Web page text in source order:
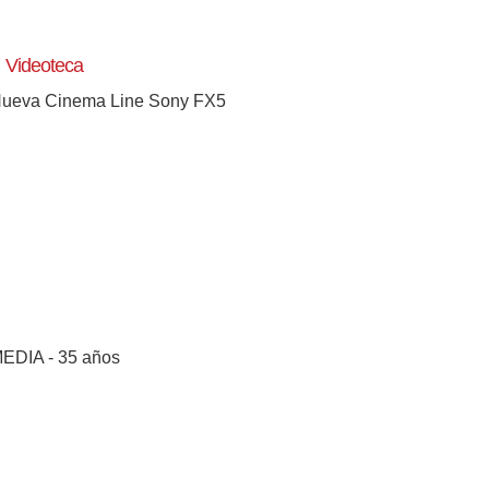
Videoteca
Cinema Line Sony FX5
- 35 años